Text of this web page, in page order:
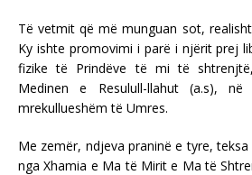
Të vetmit që më munguan sot,
Ky ishte promovimi i parë i njërit prej
fizike të Prindëve të mi të
Medinen e Resulull-llahut (a.s),
mrekullueshëm të Umres.
Me zemër, ndjeva praninë e tyre,
nga Xhamia e Ma të Mirit e Ma të